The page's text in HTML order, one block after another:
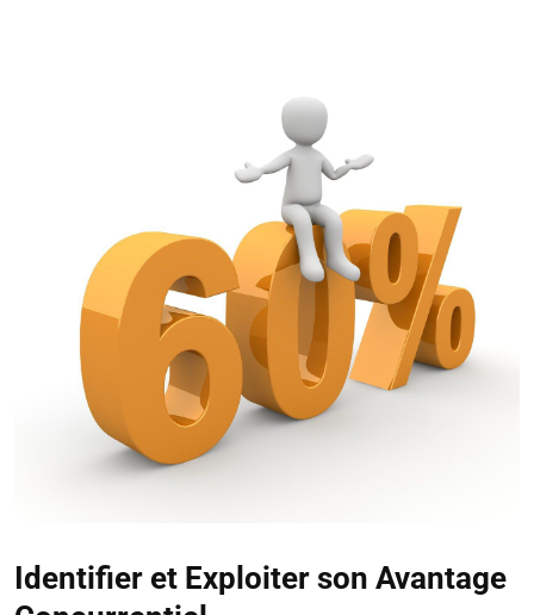
Identifier et Exploiter son Avantage